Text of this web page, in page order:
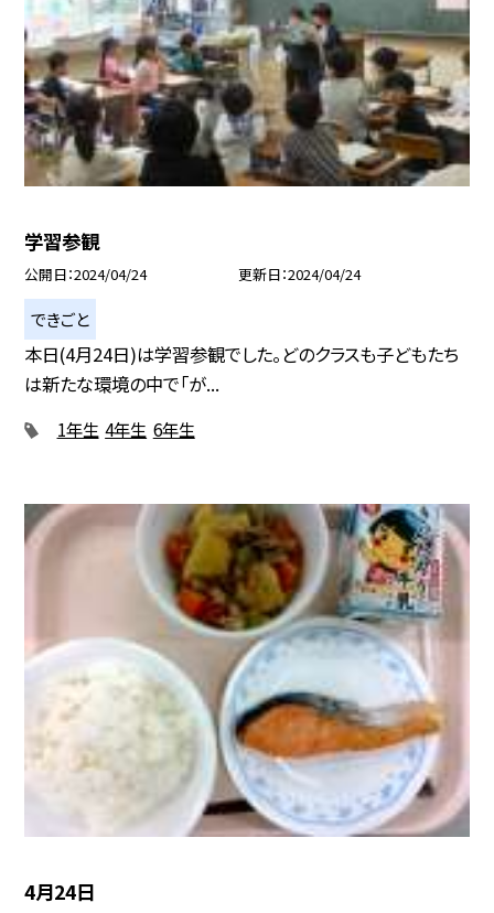
学習参観
公開日 2024/04/24 更新日 2024/04/24
できごと
本日(4月24日)は学習参観でした。どのクラスも子どもたち
は新たな環境の中で「が...
1年生 4年生 6年生
4月24日